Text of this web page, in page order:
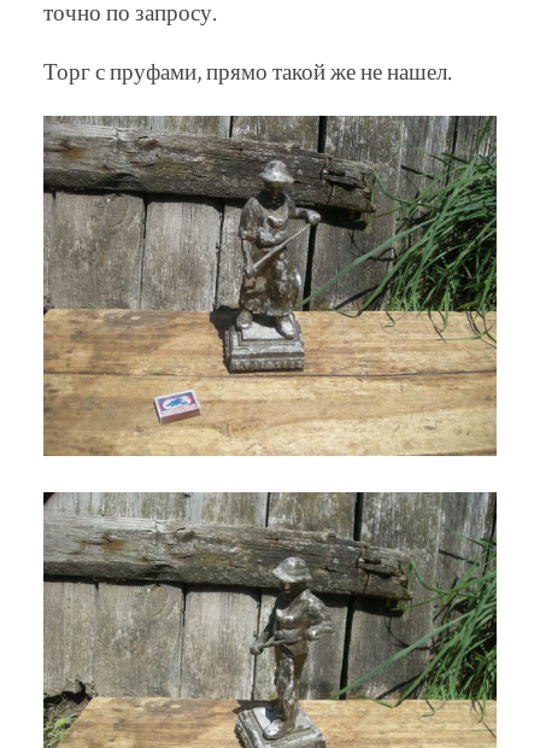
точно по запросу.
Торг с пруфами, прямо такой же не нашел.